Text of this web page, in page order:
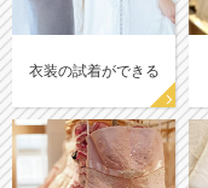
衣装の試着ができる